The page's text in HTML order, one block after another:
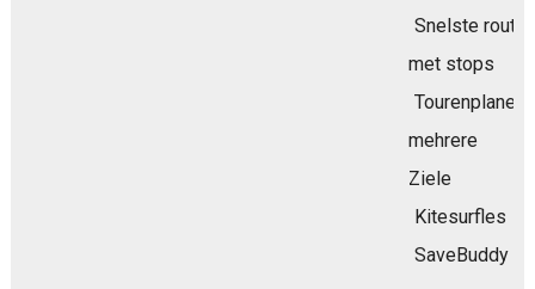
Snelste route
met stops
Tourenplaner
mehrere
Ziele
Kitesurfles
SaveBuddy